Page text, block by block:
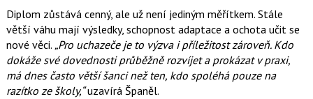
Diplom zůstává cenný, ale už není jediným měřítkem. Stále
větší váhu mají výsledky, schopnost adaptace a ochota učit se
nové věci. „Pro uchazeče je to výzva i příležitost zároveň. Kdo
dokáže své dovednosti průběžně rozvíjet a prokázat v praxi,
má dnes často větší šanci než ten, kdo spoléhá pouze na
razítko ze školy,“uzavírá Španěl.